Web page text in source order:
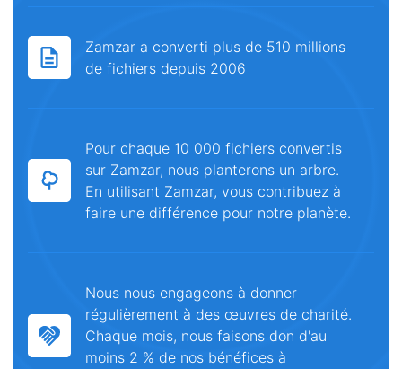
Zamzar a converti plus de 510 millions
de fichiers depuis 2006
Pour chaque 10 000 fichiers convertis
sur Zamzar, nous planterons un arbre.
En utilisant Zamzar, vous contribuez à
faire une différence pour notre planète.
Nous nous engageons à donner
régulièrement à des œuvres de charité.
Chaque mois, nous faisons don d'au
moins 2 % de nos bénéfices à